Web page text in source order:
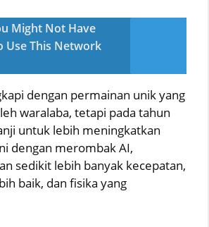
Might Not Have
Use This Network
dengan permainan unik yang
waralaba, tetapi pada tahun
untuk lebih meningkatkan
dengan merombak AI,
sedikit lebih banyak kecepatan,
baik, dan fisika yang